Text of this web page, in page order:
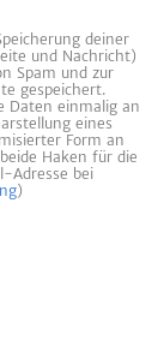
deiner
und Nachricht)
Spam und zur
gespeichert.
Daten einmalig an
eines
Form an
Haken für die
Adresse bei
)